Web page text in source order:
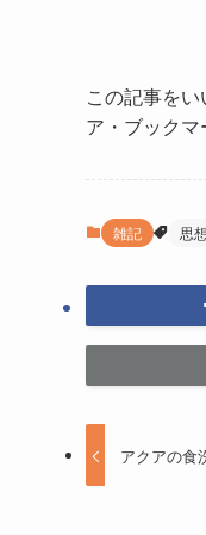
この記事を
ア・ブックマ
雑記 思
アクアの食